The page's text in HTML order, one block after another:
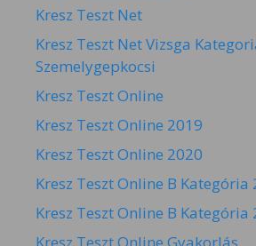
Kresz Teszt Net
Kresz Teszt Net Vizsga
Szemelygepkocsi
Kresz Teszt Online
Kresz Teszt Online 2019
Kresz Teszt Online 2020
Kresz Teszt Online B Kategória
Kresz Teszt Online B Kategória